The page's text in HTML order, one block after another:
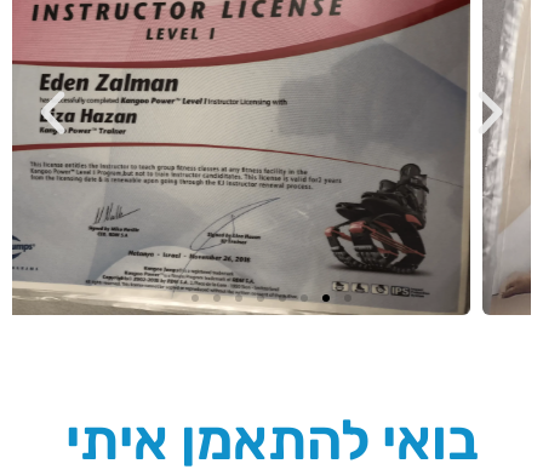
בואי להתאמן איתי